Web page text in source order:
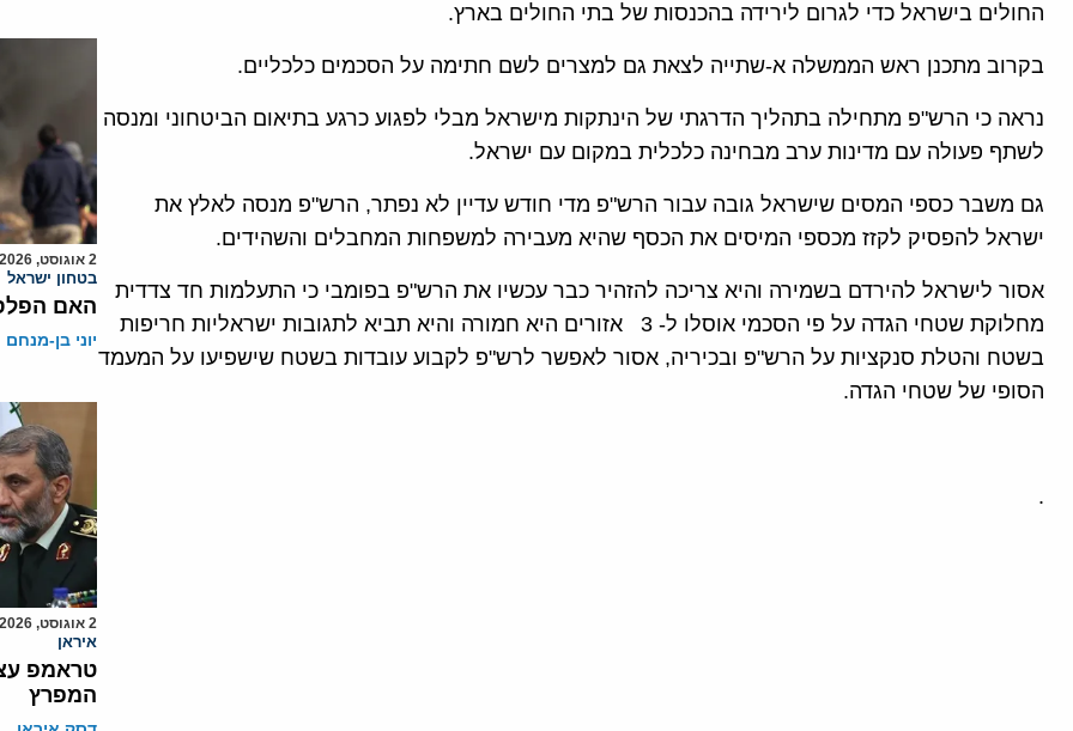
החולים בישראל כדי לגרום לירידה בהכנסות של בתי החולים בארץ.
בקרוב מתכנן ראש הממשלה א-שתייה לצאת גם למצרים לשם חתימה על הסכמים כלכליים.
נראה כי הרש"פ מתחילה בתהליך הדרגתי של הינתקות מישראל מבלי לפגוע כרגע בתיאום הביטחוני ומנסה
לשתף פעולה עם מדינות ערב מבחינה כלכלית במקום עם ישראל.
גם משבר כספי המסים שישראל גובה עבור הרש"פ מדי חודש עדיין לא נפתר, הרש"פ מנסה לאלץ את
ישראל להפסיק לקזז מכספי המיסים את הכסף שהיא מעבירה למשפחות המחבלים והשהידים.
אסור לישראל להירדם בשמירה והיא צריכה להזהיר כבר עכשיו את הרש"פ בפומבי כי התעלמות חד צדדית
מחלוקת שטחי הגדה על פי הסכמי אוסלו ל- 3 אזורים היא חמורה והיא תביא לתגובות ישראליות חריפות
בשטח והטלת סנקציות על הרש"פ ובכיריה, אסור לאפשר לרש"פ לקבוע עובדות בשטח שישפיעו על המעמד
הסופי של שטחי הגדה.
.
2 אוגוסט, 2026
בטחון ישראל
האם
יוני בן-מנחם
2 אוגוסט, 2026
איראן
טראמפ
המפרץ